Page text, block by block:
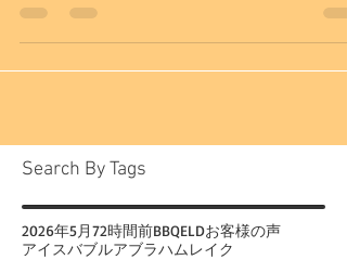
ト。 冬至でもあり、太陽が低い位置にあり、ホ
スシューキャニオンも陰影がついて、立体感があ
Search By Tags